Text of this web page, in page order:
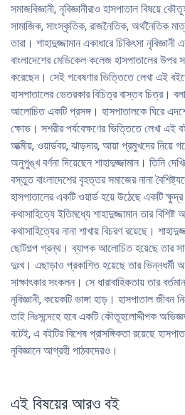
সমাজবিজ্ঞানী, নৃবিজ্ঞানীরাও হাসপাতাল বিষয়ে
সামাজিক, সাংস্কৃতিক, রাজনৈতিক, অর্থনৈতিক
তারা। শাহাদুজ্জামান একাধারে চিকিৎসা
বাংলাদেশের মেডিকেল কলেজ হাসপাতালের উপর
করেছেন। সেই গবেষণার ভিত্তিতে লেখা এই
হাসপাতালের ভেতরকার বিচিত্র বাস্তব চিত্র।
আলােচিত একটি প্রসঙ্গ। হাসপাতালকে ঘিরে
ক্ষোভ। সশরীর পর্যবেক্ষণের ভিত্তিতে লেখা এই
আত্মীয়, ওয়ার্ডবয়, ঝাড়দার, আয়া প্রমুখদের নিয়ে
অনুপুঙ্খ বর্ণনা দিয়েছেন শাহাদুজ্জামান। তিনি
বস্তুত বাংলাদেশের বৃহত্তর সমাজের নানা
হাসপাতালের একটি ওয়ার্ড হয়ে উঠেছে একটি
কথাসাহিত্যে ইতিমধ্যে শাহাদুজ্জামান তার
কথাসাহিত্যের নানা শাখায় বিচরণ রয়েছে।
ছােটগল্প গ্রন্থ। ব্যাপক আলােচিত হয়েছে তার
দুঃখ। এছাড়াও প্রকাশিত হয়েছে তার ভিন্নধর্মী
সাক্ষাৎকার সংকলন। সে ধারাবাহিকতায় তার
নৃবিজ্ঞানী, কয়েকটি ভাঙ্গা হাড়। হাসপাতাল জীবন
তাই নিঃসন্দেহে হবে একটি কৌতূহলােদ্দীপক
বটেই, এ বইটির বিশেষ প্রাসঙ্গিকতা রয়েছে
নৃবিজ্ঞানে আগ্রহী পাঠকদেরও।
এই বিষয়ের আরও বই